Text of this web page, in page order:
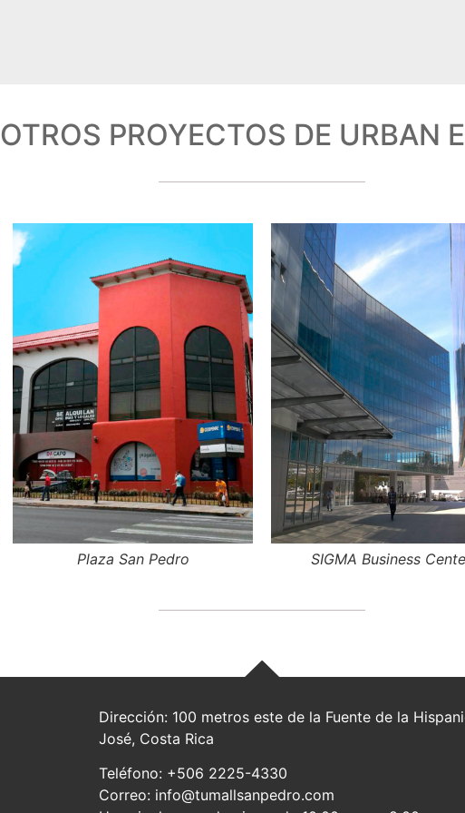
OTROS PROYECTOS DE URBAN
Plaza San Pedro SIGMA Business
Dirección: 100 metros este de la Fuente de la
José, Costa Rica
Teléfono: +506 2225-4330
Correo: info@tumallsanpedro.com